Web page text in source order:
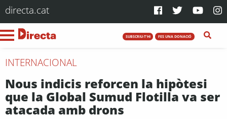
directa.cat
SUBSCRIU-T'HI FES UNA DONACIÓ
INTERNACIONAL
Nous indicis reforcen la hipòtesi
que la Global Sumud Flotilla va ser
atacada amb drons